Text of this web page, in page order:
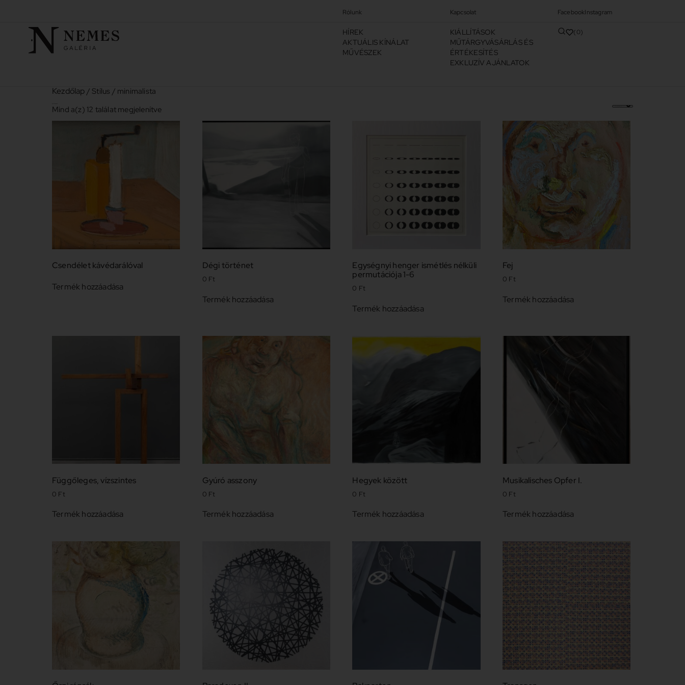
Rólunk Kapcsolat FacebookInstagram
HÍREK
AKTUÁLIS KÍNÁLAT
MŰVÉSZEK
KIÁLLÍTÁSOK
MŰTÁRGYVÁSÁRLÁS ÉS
ÉRTÉKESÍTÉS
EXKLUZÍV AJÁNLATOK
0
Kezdőlap / Stílus / minimalista
Mind a(z) 12 találat megjelenítve
Csendélet kávédarálóval
Termék hozzáadása
Dégi történet
0 Ft
Termék hozzáadása
Egységnyi henger ismétlés nélküli
permutációja 1-6
0 Ft
Termék hozzáadása
Fej
0 Ft
Termék hozzáadása
Függőleges, vízszintes
0 Ft
Termék hozzáadása
Gyúró asszony
0 Ft
Termék hozzáadása
Hegyek között
0 Ft
Termék hozzáadása
Musikalisches Opfer I.
0 Ft
Termék hozzáadása